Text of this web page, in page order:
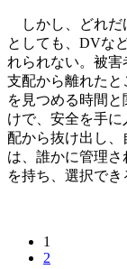
しかし、どれだ
としても、DVな
れられない。被
支配から離れたと
を見つめる時間
けで、安全を手
配から抜け出し、
は、誰かに管理
を持ち、選択でき
1
2